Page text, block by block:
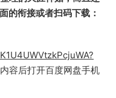
的衔接或者扫码下载：
容后打开百度网盘手机